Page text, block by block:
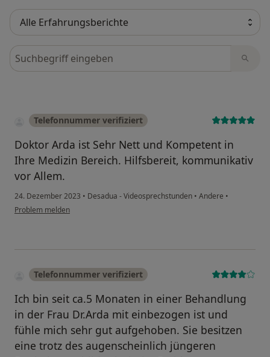
Bewertungen durchsuchen
Telefonnummer verifiziert
Doktor Arda ist Sehr Nett und Kompetent in
Ihre Medizin Bereich. Hilfsbereit, kommunikativ
vor Allem.
24. Dezember 2023 • Desadua - Videosprechstunden • Andere •
Problem melden
Telefonnummer verifiziert
Ich bin seit ca.5 Monaten in einer Behandlung
in der Frau Dr.Arda mit einbezogen ist und
fühle mich sehr gut aufgehoben. Sie besitzen
eine trotz des augenscheinlich jüngeren